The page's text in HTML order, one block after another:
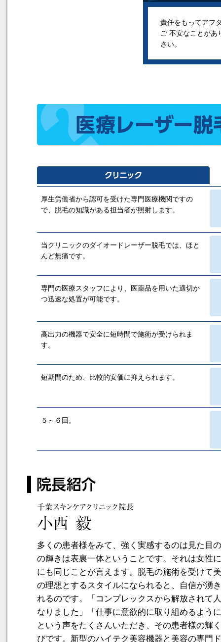
責任をもってアフ
ご 不安なことがあ
さい。
厚生労働省から認可を受けた専門医療機関ですの
で、脱毛の知識がある担当者が照射します。
当クリニックのダイオードレーザー脱毛では、ほと
んど無痛です。
専門の医療スタッフにより、医薬品を用いた適切か
つ迅速な処置が可能です。
高出力の機器で安全に短時間で施術が受けられま
す。
短期間のため、比較的安価に抑えられます。
５～６回。
多くの患者様をみて、強く実感するのは見た目
の輝きは表裏一体ということです。それは女性
にも同じことが言えます。脱毛の施術を受けて
の理想とするスタイルになられると、自信が湧
れるのです。「コンプレックスから解放されて
なりました」「仕事に意欲的に取り組めるよう
という声をたくさんいただき、その患者様の輝
びです。新型のハイテク美容機器と美容の専門